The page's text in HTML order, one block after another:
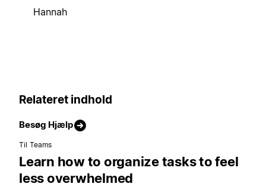
Hannah
Relateret indhold
Besøg Hjælp
Til Teams
Learn how to organize tasks to feel
less overwhelmed